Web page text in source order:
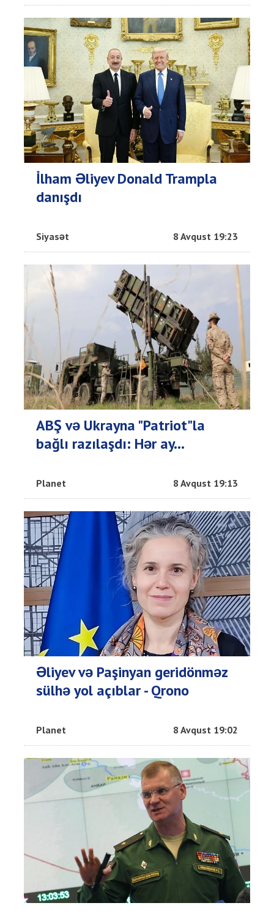
İlham Əliyev Donald Trampla
danışdı
Siyasət 8 Avqust 19:23
ABŞ və Ukrayna "Patriot"la
bağlı razılaşdı: Hər ay...
Planet 8 Avqust 19:13
Əliyev və Paşinyan geridönməz
sülhə yol açıblar - Qrono
Planet 8 Avqust 19:02